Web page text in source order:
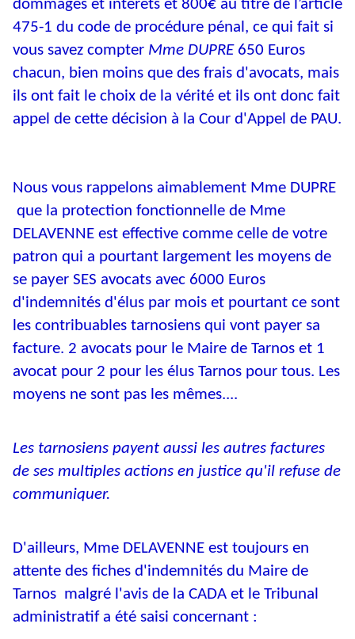
dommages et intérêts et 800€ au titre de l’article
475-1 du code de procédure pénal, ce qui fait si
vous savez compter Mme DUPRE 650 Euros
chacun, bien moins que des frais d'avocats, mais
ils ont fait le choix de la vérité et ils ont donc fait
appel de cette décision à la Cour d'Appel de PAU.
Nous vous rappelons aimablement Mme DUPRE
que la protection fonctionnelle de Mme
DELAVENNE est effective comme celle de votre
patron qui a pourtant largement les moyens de
se payer SES avocats avec 6000 Euros
d'indemnités d'élus par mois et pourtant ce sont
les contribuables tarnosiens qui vont payer sa
facture. 2 avocats pour le Maire de Tarnos et 1
avocat pour 2 pour les élus Tarnos pour tous. Les
moyens ne sont pas les mêmes....
Les tarnosiens payent aussi les autres factures
de ses multiples actions en justice qu'il refuse de
communiquer.
D'ailleurs, Mme DELAVENNE est toujours en
attente des fiches d'indemnités du Maire de
Tarnos malgré l'avis de la CADA et le Tribunal
administratif a été saisi concernant :